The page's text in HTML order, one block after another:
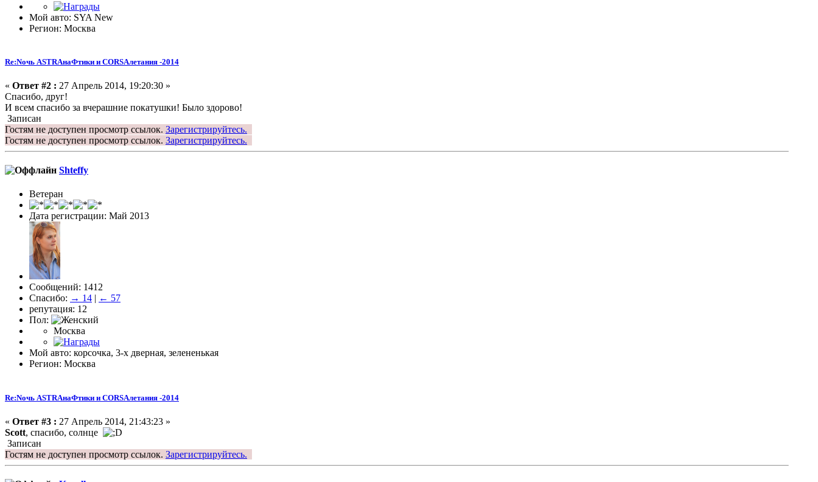
Мой авто: SYA New
Регион: Москва
Re:Nочь ASTRAнаФтики и CORSAлетания -2014
« Ответ #2 : 27 Апрель 2014, 19:20:30 »
Спасибо, друг!
И всем спасибо за вчерашние покатушки! Было здорово!
Записан
Гостям не доступен просмотр ссылок. Зарегистрируйтесь.
Гостям не доступен просмотр ссылок. Зарегистрируйтесь.
Shteffy
Ветеран
Дата регистрации: Май 2013
Сообщений: 1412
Спасибо: → 14 | ← 57
репутация: 12
Пол:
Москва
Мой авто: корсочка, 3-х дверная, зелененькая
Регион: Москва
Re:Nочь ASTRAнаФтики и CORSAлетания -2014
« Ответ #3 : 27 Апрель 2014, 21:43:23 »
Scott, спасибо, солнце
Записан
Гостям не доступен просмотр ссылок. Зарегистрируйтесь.